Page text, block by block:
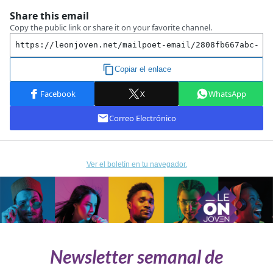
Ver el boletín en tu navegador.
Newsletter semanal de